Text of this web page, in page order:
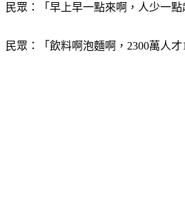
民眾：「早上早一點來啊，人少一點
民眾：「飲料啊泡麵啊，2300萬人